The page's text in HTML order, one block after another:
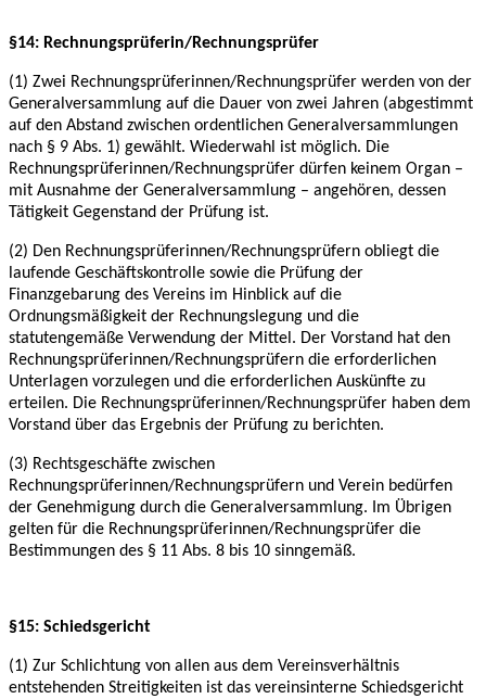
§14: Rechnungsprüferin/Rechnungsprüfer
(1) Zwei Rechnungsprüferinnen/Rechnungsprüfer werden von der
Generalversammlung auf die Dauer von zwei Jahren (abgestimmt
auf den Abstand zwischen ordentlichen Generalversammlungen
nach § 9 Abs. 1) gewählt. Wiederwahl ist möglich. Die
Rechnungsprüferinnen/Rechnungsprüfer dürfen keinem Organ –
mit Ausnahme der Generalversammlung – angehören, dessen
Tätigkeit Gegenstand der Prüfung ist.
(2) Den Rechnungsprüferinnen/Rechnungsprüfern obliegt die
laufende Geschäftskontrolle sowie die Prüfung der
Finanzgebarung des Vereins im Hinblick auf die
Ordnungsmäßigkeit der Rechnungslegung und die
statutengemäße Verwendung der Mittel. Der Vorstand hat den
Rechnungsprüferinnen/Rechnungsprüfern die erforderlichen
Unterlagen vorzulegen und die erforderlichen Auskünfte zu
erteilen. Die Rechnungsprüferinnen/Rechnungsprüfer haben dem
Vorstand über das Ergebnis der Prüfung zu berichten.
(3) Rechtsgeschäfte zwischen
Rechnungsprüferinnen/Rechnungsprüfern und Verein bedürfen
der Genehmigung durch die Generalversammlung. Im Übrigen
gelten für die Rechnungsprüferinnen/Rechnungsprüfer die
Bestimmungen des § 11 Abs. 8 bis 10 sinngemäß.
§15: Schiedsgericht
(1) Zur Schlichtung von allen aus dem Vereinsverhältnis
entstehenden Streitigkeiten ist das vereinsinterne Schiedsgericht